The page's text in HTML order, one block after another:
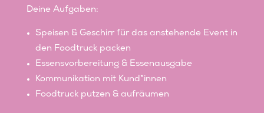
Deine Aufgaben:
Speisen & Geschirr für das anstehende Event in
den Foodtruck packen
Essensvorbereitung & Essenausgabe
Kommunikation mit Kund*innen
Foodtruck putzen & aufräumen